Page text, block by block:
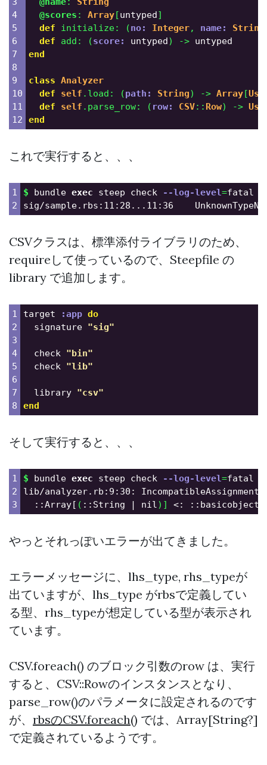
4
5
6
7
8
9
10
11
@scores : Array[untyped]
def
initialize: (no: Integer, name: String
def
add : (score: untyped) -> untyped
end
class Analyzer
def
self . load : (path: String) -> Array[
def
self . parse_row: ( row: CSV:: Row) ->
end
これで実行すると、、、
1
$ bundle exec steep check --log-level=fatal
sig/sample.rbs:11:28...11:36
CSVクラスは、標準添付ライブラリのため、
requireして使っているので、Steepfile の
library で追加します。
1
2
3
4
5
6
7
target :app do
signature "sig"
check "bin"
check "lib"
library "csv"
end
そして実行すると、、、
1
2
$ bundle exec steep check --log-level=fatal
lib/analyzer.rb:9:30:
  ::Array[
( ::String | nil)] <: ::basicobject
やっとそれっぽいエラーが出てきました。
エラーメッセージに、lhs_type, rhs_typeが
出ていますが、lhs_type がrbsで定義してい
る型、rhs_typeが想定している型が表示され
ています。
CSV.foreach() のブロック引数のrow は、実行
すると、CSV::Rowのインスタンスとなり、
parse_row()のパラメータに設定されるのです
が、 rbsのCSV.foreach() では、Array[String?]
で定義されているようです。